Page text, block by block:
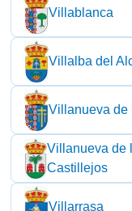
Villablanca
Villalba del
Villanueva de
Villanueva de
Castillejos
Villarrasa